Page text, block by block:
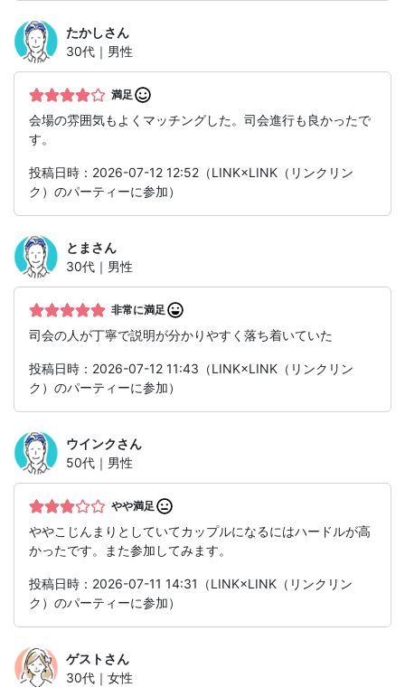
たかしさん
30代｜男性
満足
会場の雰囲気もよくマッチングした。司会進行も良かったで
す。
投稿日時：2026-07-12 12:52（LINK×LINK（リンクリン
ク）のパーティーに参加）
とま さん
30代｜男性
非常に満足
司会の人が丁寧で説明が分かりやすく落ち着いていた
投稿日時：2026-07-12 11:43（LINK×LINK（リンクリン
ク）のパーティーに参加）
ウインクさん
50代｜男性
やや満足
ややこじんまりとしていてカップルになるにはハードルが高
かったです。また参加してみます。
投稿日時：2026-07-11 14:31（LINK×LINK（リンクリン
ク）のパーティーに参加）
ゲストさん
30代｜女性